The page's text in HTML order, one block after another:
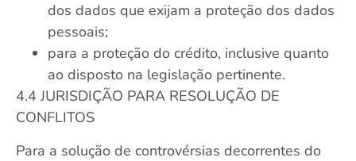
dos dados que exijam a proteção dos dados
pessoais;
para a proteção do crédito, inclusive quanto
ao disposto na legislação pertinente.
4.4 JURISDIÇÃO PARA RESOLUÇÃO DE
CONFLITOS
Para a solução de controvérsias decorrentes do